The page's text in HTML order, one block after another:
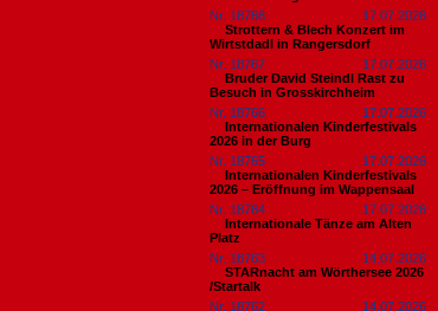
Nr. 18768
17.07.2026
Strottern & Blech Konzert im
Wirtstdadl in Rangersdorf
Nr. 18767
17.07.2026
Bruder David Steindl Rast zu
Besuch in Grosskirchheim
Nr. 18766
17.07.2026
Internationalen Kinderfestivals
2026 in der Burg
Nr. 18765
17.07.2026
Internationalen Kinderfestivals
2026 – Eröffnung im Wappensaal
Nr. 18764
17.07.2026
Internationale Tänze am Alten
Platz
Nr. 18763
14.07.2026
STARnacht am Wörthersee 2026
/Startalk
Nr. 18762
14.07.2026